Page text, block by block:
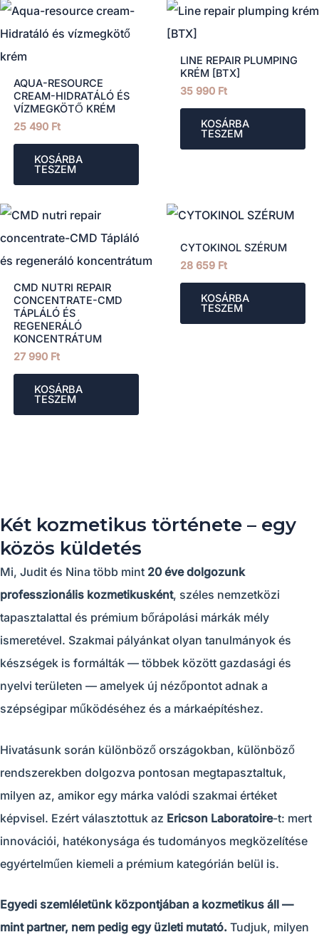
AQUA-RESOURCE
CREAM-HIDRATÁLÓ ÉS
VÍZMEGKÖTŐ KRÉM
25 490 Ft
KOSÁRBA
TESZEM
LINE REPAIR PLUMPING
KRÉM [BTX]
35 990 Ft
KOSÁRBA
TESZEM
CMD NUTRI REPAIR
CONCENTRATE-CMD
TÁPLÁLÓ ÉS
REGENERÁLÓ
KONCENTRÁTUM
27 990 Ft
KOSÁRBA
TESZEM
CYTOKINOL SZÉRUM
28 659 Ft
KOSÁRBA
TESZEM
Két kozmetikus története – egy
közös küldetés
Mi, Judit és Nina több mint 20 éve dolgozunk
professzionális kozmetikusként, széles nemzetközi
tapasztalattal és prémium bőrápolási márkák mély
ismeretével. Szakmai pályánkat olyan tanulmányok és
készségek is formálták — többek között gazdasági és
nyelvi területen — amelyek új nézőpontot adnak a
szépségipar működéséhez és a márkaépítéshez.
Hivatásunk során különböző országokban, különböző
rendszerekben dolgozva pontosan megtapasztaltuk,
milyen az, amikor egy márka valódi szakmai értéket
képvisel. Ezért választottuk az Ericson Laboratoire-t: mert
innovációi, hatékonysága és tudományos megközelítése
egyértelműen kiemeli a prémium kategórián belül is.
Egyedi szemléletünk központjában a kozmetikus áll —
mint partner, nem pedig egy üzleti mutató. Tudjuk, milyen